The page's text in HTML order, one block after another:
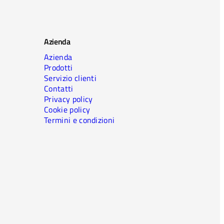
Azienda
Azienda
Prodotti
Servizio clienti
Contatti
Privacy policy
Cookie policy
Termini e condizioni